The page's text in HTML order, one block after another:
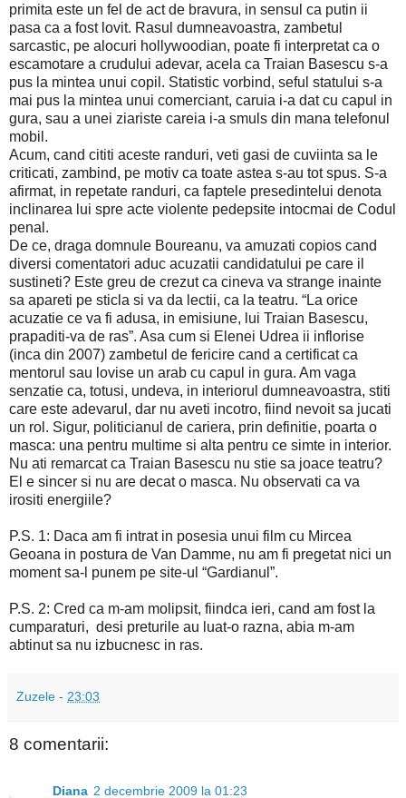
primita este un fel de act de bravura, in sensul ca putin ii
pasa ca a fost lovit. Rasul dumneavoastra, zambetul
sarcastic, pe alocuri hollywoodian, poate fi interpretat ca o
escamotare a crudului adevar, acela ca Traian Basescu s-a
pus la mintea unui copil. Statistic vorbind, seful statului s-a
mai pus la mintea unui comerciant, caruia i-a dat cu capul in
gura, sau a unei ziariste careia i-a smuls din mana telefonul
mobil.
Acum, cand cititi aceste randuri, veti gasi de cuviinta sa le
criticati, zambind, pe motiv ca toate astea s-au tot spus. S-a
afirmat, in repetate randuri, ca faptele presedintelui denota
inclinarea lui spre acte violente pedepsite intocmai de Codul
penal.
De ce, draga domnule Boureanu, va amuzati copios cand
diversi comentatori aduc acuzatii candidatului pe care il
sustineti? Este greu de crezut ca cineva va strange inainte
sa apareti pe sticla si va da lectii, ca la teatru. “La orice
acuzatie ce va fi adusa, in emisiune, lui Traian Basescu,
prapaditi-va de ras”. Asa cum si Elenei Udrea ii inflorise
(inca din 2007) zambetul de fericire cand a certificat ca
mentorul sau lovise un arab cu capul in gura. Am vaga
senzatie ca, totusi, undeva, in interiorul dumneavoastra, stiti
care este adevarul, dar nu aveti incotro, fiind nevoit sa jucati
un rol. Sigur, politicianul de cariera, prin definitie, poarta o
masca: una pentru multime si alta pentru ce simte in interior.
Nu ati remarcat ca Traian Basescu nu stie sa joace teatru?
El e sincer si nu are decat o masca. Nu observati ca va
irositi energiile?
P.S. 1: Daca am fi intrat in posesia unui film cu Mircea
Geoana in postura de Van Damme, nu am fi pregetat nici un
moment sa-l punem pe site-ul “Gardianul”.
P.S. 2: Cred ca m-am molipsit, fiindca ieri, cand am fost la
cumparaturi, desi preturile au luat-o razna, abia m-am
abtinut sa nu izbucnesc in ras.
Zuzele - 23:03
8 comentarii:
Diana 2 decembrie 2009 la 01:23